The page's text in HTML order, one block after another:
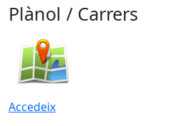
Plànol / Carrers
Accedeix